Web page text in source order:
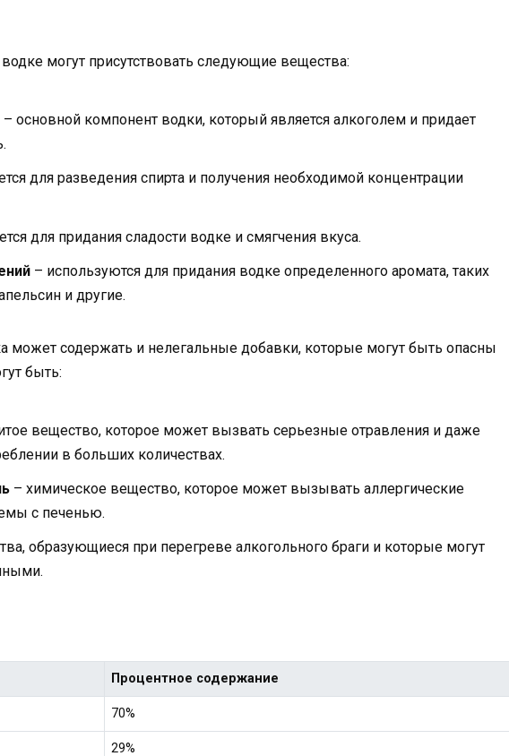
могут присутствовать следующие вещества:
– основной компонент водки, который является алкоголем и придает
для разведения спирта и получения необходимой концентрации
для придания сладости водке и смягчения вкуса.
– используются для придания водке определенного аромата, таких
и другие.
может содержать и нелегальные добавки, которые могут быть опасны
быть:
вещество, которое может вызвать серьезные отравления и даже
в больших количествах.
– химическое вещество, которое может вызывать аллергические
с печенью.
образующиеся при перегреве алкогольного браги и которые могут
Процентное содержание
70%
29%